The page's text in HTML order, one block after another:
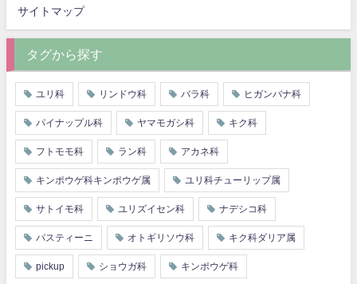
サイトマップ
タグから探す
ユリ科 リンドウ科 バラ科 ヒガンバナ科
パイナップル科 ヤマモガシ科 キク科
フトモモ科 ラン科 アカネ科
キンポウゲ科キンポウゲ属 ユリ科チューリップ属
サトイモ科 ユリズイセン科 ナデシコ科
パスティーニ オトギリソウ科 キク科ダリア属
pickup ショウガ科 キンポウゲ科